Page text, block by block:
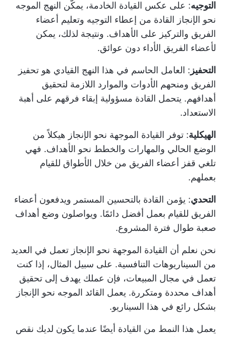
التوجيه: على عكس القيادة الخادمة، يمكّن النهج الموجه
نحو الإنجاز القادة من إعطاء التوجيه وتعليم أعضاء
الفريق والتركيز على الأهداف. ونتيجة لذلك، يمكن
لأعضاء الفريق الأداء دون عوائق.
التحفيز : العامل الحاسم في هذا النهج القيادي هو تحفيز
الفريق ومنحهم الأدوات والموارد اللازمة لتحقيق
أهدافهم. يتحمل القادة مسؤولية إبقاء فرقهم على أهبة
الاستعداد.
الهيكلية: توفر القيادة الموجهة نحو الإنجاز هيكلاً من
الوضع الحالي والمهارات والخطط نحو الأهداف. فهي
تلغي قفز أعضاء الفريق من خلال الأطواق للقيام
بعملهم.
التحدي: يؤمن القادة بالتحسين المستمر ويدفعون أعضاء
الفريق للقيام بعمل أفضل دائمًا. ويواصلون وضع أهداف
صعبة طوال فترة المشروع.
نحن نعلم أن القيادة الموجهة نحو الإنجاز تعمل في العديد
من السيناريوهات التنافسية. على سبيل المثال، إذا كنت
تعمل في مجال المبيعات، فإن عملك يهدف إلى تحقيق
أهداف محددة ومتكررة. يعمل القائد الموجه نحو الإنجاز
بشكل رائع في هذا السيناريو.
يعمل هذا النمط من القيادة أيضًا عندما يكون لديك نقص